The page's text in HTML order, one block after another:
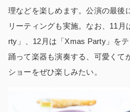
理などを楽しめます。公演の最後
リーティングも実施。なお、11
rty」、12月は「Xmas Party」を
踊って楽器も演奏する、可愛くて
ショーをぜひ楽しみたい。